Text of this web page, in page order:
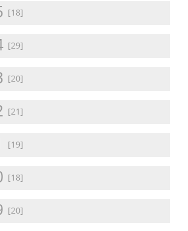
[18]
[29]
[20]
[21]
[19]
[18]
[20]